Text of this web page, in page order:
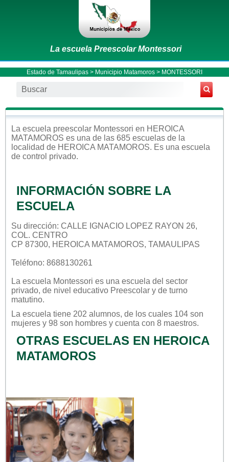
La escuela Preescolar Montessori
Estado de Tamaulipas > Municipio Matamoros > MONTESSORI
La escuela preescolar Montessori en HEROICA
MATAMOROS es una de las 685 escuelas de la
localidad de HEROICA MATAMOROS. Es una escuela
de control privado.
INFORMACIÓN SOBRE LA
ESCUELA
Su dirección: CALLE IGNACIO LOPEZ RAYON 26,
COL. CENTRO
CP 87300, HEROICA MATAMOROS, TAMAULIPAS
Teléfono: 8688130261
La escuela Montessori es una escuela del sector
privado, de nivel educativo Preescolar y de turno
matutino.
La escuela tiene 202 alumnos, de los cuales 104 son
mujeres y 98 son hombres y cuenta con 8 maestros.
OTRAS ESCUELAS EN HEROICA
MATAMOROS